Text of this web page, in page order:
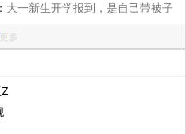
大一新生开学报到，是自己带被子
还是买学校被子？学长告诉你答案
更多